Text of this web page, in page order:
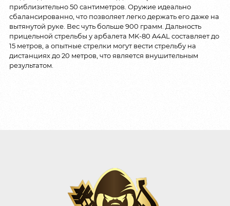
приблизительно 50 сантиметров. Оружие идеально
сбалансированно, что позволяет легко держать его даже на
вытянутой руке. Вес чуть больше 900 грамм. Дальность
прицельной стрельбы у арбалета MK-80 A4AL составляет до
15 метров, а опытные стрелки могут вести стрельбу на
дистанциях до 20 метров, что является внушительным
результатом.